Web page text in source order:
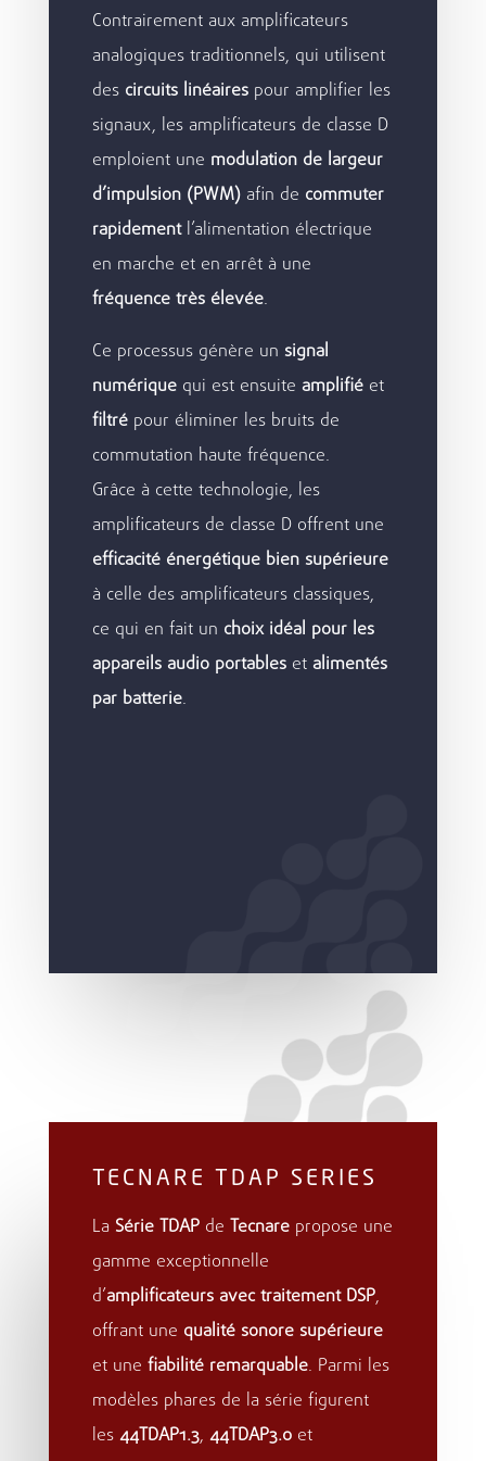
Contrairement aux amplificateurs
analogiques traditionnels, qui utilisent
des circuits linéairespour amplifier les
signaux, les amplificateurs de classe D
emploient une modulation de largeur
d’impulsion (PWM)afin de commuter
rapidementl’alimentation électrique
en marche et en arrêt à une
fréquence très élevée.
Ce processus génère un signal
numériquequi est ensuite amplifiéet
filtrépour éliminer les bruits de
commutation haute fréquence.
Grâce à cette technologie, les
amplificateurs de classe D offrent une
efficacité énergétique bien supérieure
à celle des amplificateurs classiques,
ce qui en fait un choix idéal pour les
appareils audio portableset alimentés
par batterie.
TECNARE TDAP SERIES
La Série TDAPde Tecnarepropose une
gamme exceptionnelle
d’amplificateurs avec traitement DSP,
offrant une qualité sonore supérieure
et une fiabilité remarquable. Parmi les
modèles phares de la série figurent
les 44TDAP1.3, 44TDAP3.0et